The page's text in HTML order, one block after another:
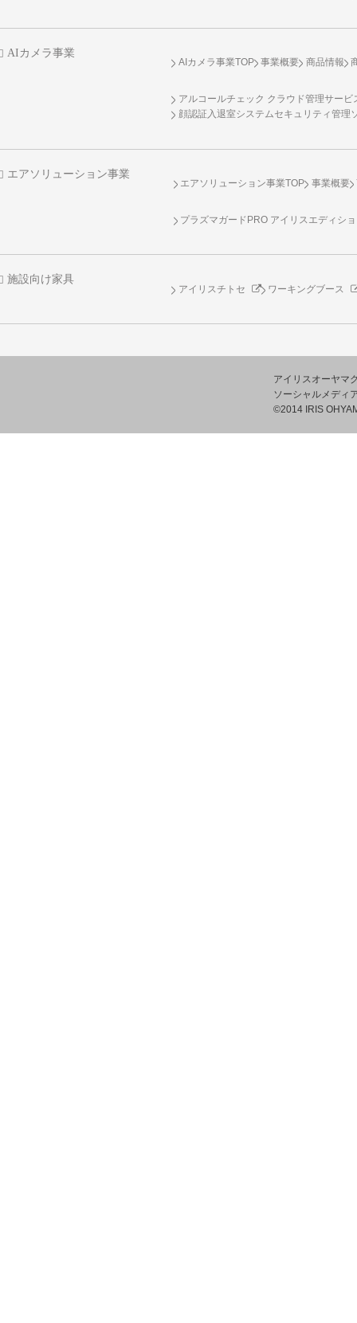
AIカメラ事業
AIカメラ事業TOP 事業概要 商品情報
アルコールチェック クラウド管理サービ
顔認証入退室システムセキュリティ管理
エアソリューション事業
エアソリューション事業TOP 事業概要
プラズマガードPRO アイリスエディシ
施設向け家具
アイリスチトセ ワーキングブース
アイリスオーヤマ
ソーシャルメディ
©2014 IRIS